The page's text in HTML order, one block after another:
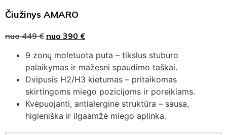
Čiužinys AMARO
nuo449€ nuo 390 €
9 zonų moletuota puta – tikslus stuburo
palaikymas ir mažesni spaudimo taškai.
Dvipusis H2/H3 kietumas – pritaikomas
skirtingoms miego pozicijoms ir poreikiams.
Kvėpuojanti, antialerginė struktūra – sausa,
higieniška ir ilgaamžė miego aplinka.